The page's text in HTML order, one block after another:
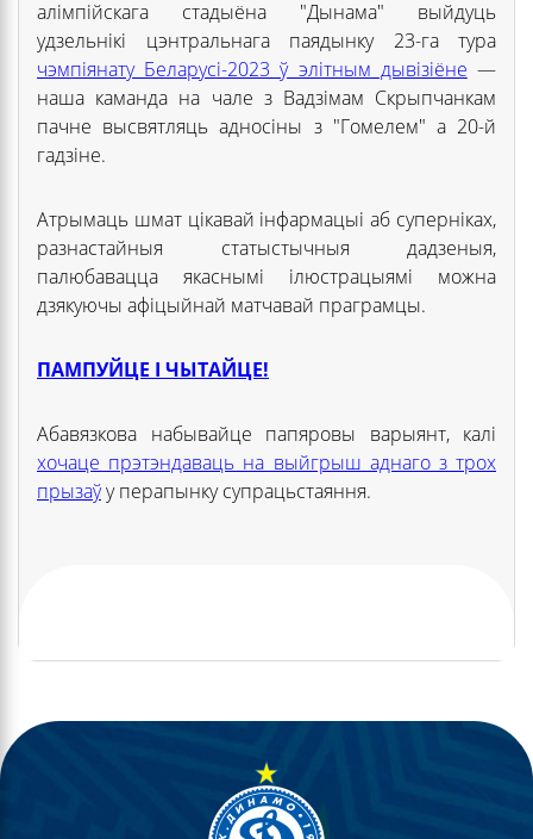
алімпійскага стадыёна "Дынама" выйдуць
удзельнікі цэнтральнага паядынку 23-га тура
чэмпіянату Беларусі-2023 ў элітным дывізіёне —
наша каманда на чале з Вадзімам Скрыпчанкам
пачне высвятляць адносіны з "Гомелем" а 20-й
гадзіне.
Атрымаць шмат цікавай інфармацыі аб суперніках,
разнастайныя статыстычныя дадзеныя,
палюбавацца якаснымі ілюстрацыямі можна
дзякуючы афіцыйнай матчавай праграмцы.
ПАМПУЙЦЕ І ЧЫТАЙЦЕ!
Абавязкова набывайце папяровы варыянт, калі
хочаце прэтэндаваць на выйгрыш аднаго з трох
прызаўу перапынку супрацьстаяння.